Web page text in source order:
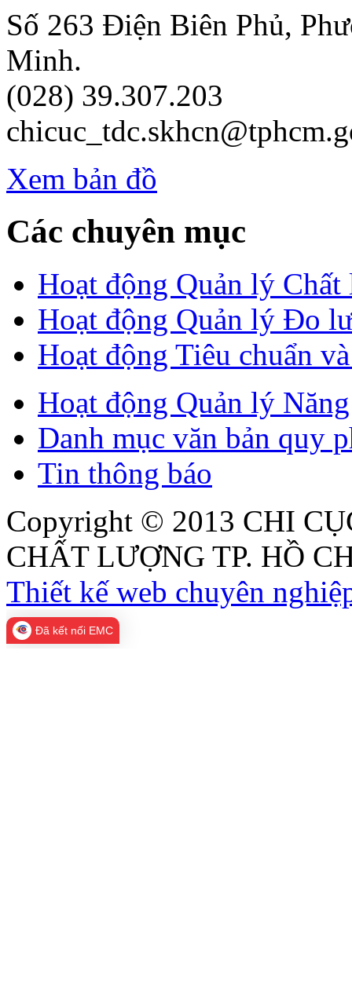
Số 263 Điện Biên Phủ,
Minh.
(028) 39.307.203
Xem bản đồ
Các chuyên mục
Hoạt động Quản lý
Hoạt động Quản lý Đo
Hoạt động Tiêu chuẩn
Hoạt động Quản lý
Danh mục văn bản quy
Tin thông báo
Copyright © 2013 CHI
CHẤT LƯỢNG TP. HỒ
Thiết kế web chuyên
Đã kết nối EMC